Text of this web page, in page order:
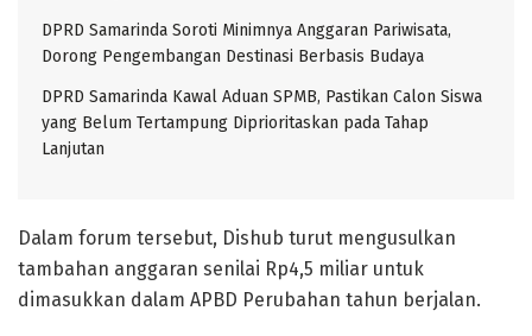
DPRD Samarinda Soroti Minimnya Anggaran Pariwisata,
Dorong Pengembangan Destinasi Berbasis Budaya
DPRD Samarinda Kawal Aduan SPMB, Pastikan Calon Siswa
yang Belum Tertampung Diprioritaskan pada Tahap
Lanjutan
Dalam forum tersebut, Dishub turut mengusulkan
tambahan anggaran senilai Rp4,5 miliar untuk
dimasukkan dalam APBD Perubahan tahun berjalan.